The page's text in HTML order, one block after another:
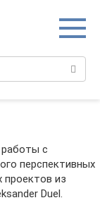
с
перспективных
проектов из
Duel.